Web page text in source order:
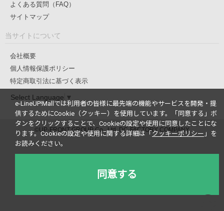
よくある質問（FAQ）
サイトマップ
当サイトについて
会社概要
個人情報保護ポリシー
特定商取引法に基づく表示
Select Language ▼
©UP-FRONT GROUP Co., Ltd. DC-FACTORY COMPANY
e-LineUP!Mallでは利用者の皆様に最先端の機能やサービスを開発・提
供するためにCookie（クッキー）を使用しています。
「同意する」ボ
タンをクリックすることで、Cookieの設定や使用に同意したことにな
ります。Cookieの設定や使用に関する詳細は「 クッキーポリシー 」を
お読みください。
同意する